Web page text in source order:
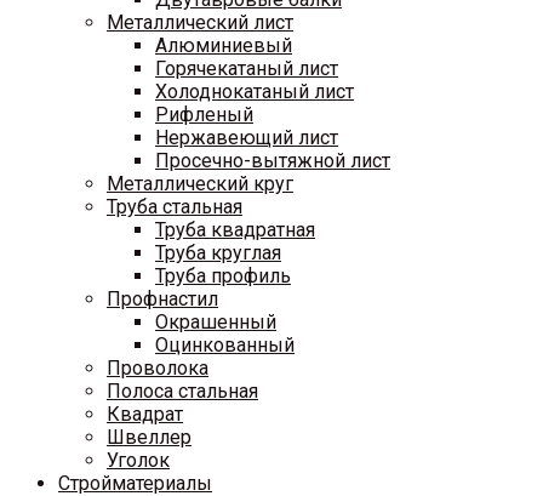
Металлический лист
Алюминиевый
Горячекатаный лист
Холоднокатаный лист
Рифленый
Нержавеющий лист
Просечно-вытяжной лист
Металлический круг
Труба стальная
Труба квадратная
Труба круглая
Труба профиль
Профнастил
Окрашенный
Оцинкованный
Проволока
Полоса стальная
Квадрат
Швеллер
Уголок
Стройматериалы